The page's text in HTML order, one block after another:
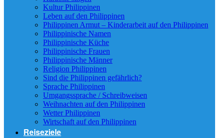
Kultur Philippinen
Leben auf den Philippinen
Philippinen Armut – Kinderarbeit auf den Philippinen
Philippinische Namen
Philippinische Küche
Philippinische Frauen
Philippinische Männer
Religion Philippinen
Sind die Philippinen gefährlich?
Sprache Philippinen
Umgangssprache / Schreibweisen
Weihnachten auf den Philippinen
Wetter Philippinen
Wirtschaft auf den Philippinen
Reiseziele